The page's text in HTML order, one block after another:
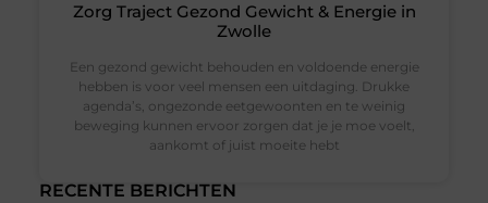
RECENTE BERICHTEN
Zorg Traject Gezond Gewicht & Energie in
Zwolle
Een gezond gewicht behouden en voldoende energie
hebben is voor veel mensen een uitdaging. Drukke
agenda’s, ongezonde eetgewoonten en te weinig
beweging kunnen ervoor zorgen dat je je moe voelt,
aankomt of juist moeite hebt